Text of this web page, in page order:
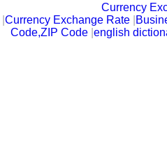
Currency
|Currency Exchange Rate
Code,ZIP Code english